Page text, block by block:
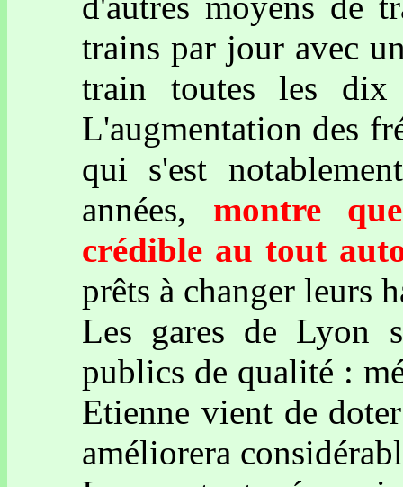
trains par jour avec
train toutes les dix
L'augmentation des
qui s'est
années, montre
crédible au tout
prêts à changer leurs
Les gares de Lyon
publics de qualité :
Etienne vient de
améliorera